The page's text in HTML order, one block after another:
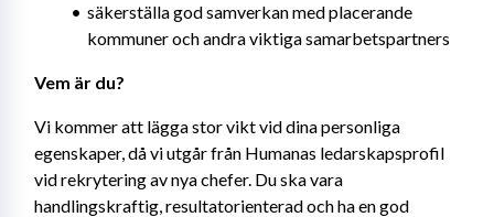
säkerställa god samverkan med placerande
kommuner och andra viktiga samarbetspartners
Vem är du?
Vi kommer att lägga stor vikt vid dina personliga
egenskaper, då vi utgår från Humanas ledarskapsprofil
vid rekrytering av nya chefer. Du ska vara
handlingskraftig, resultatorienterad och ha en god